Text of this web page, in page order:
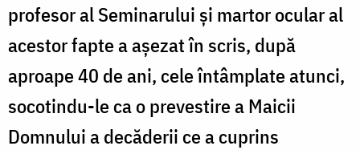
profesor al Seminarului și martor ocular al
acestor fapte a așezat în scris, după
aproape 40 de ani, cele întâmplate atunci,
socotindu-le ca o prevestire a Maicii
Domnului a decăderii ce a cuprins